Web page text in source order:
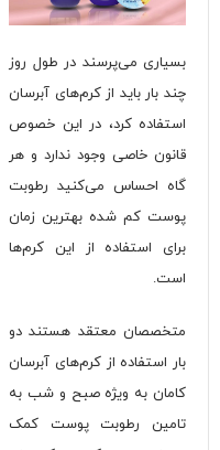
بسیاری می‌پرسند در طول روز
چند بار باید از کرم‌های آبرسان
استفاده کرد، در این خصوص
قانون خاصی وجود ندارد و هر
گاه احساس می‌کنید رطوبت
پوست کم شده بهترین زمان
برای استفاده از این کرم‌ها
است.
متخصصان معتقد هستند دو
بار استفاده از کرم‌های آبرسان
کامان به ویژه صبح و شب به
تامین رطوبت پوست کمک